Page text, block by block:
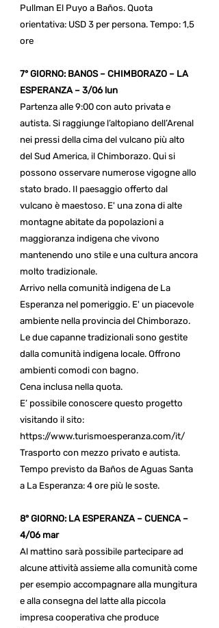
Pullman El Puyo a Baños. Quota
orientativa: USD 3 per persona. Tempo: 1,5
ore
7° GIORNO: BANOS – CHIMBORAZO – LA
ESPERANZA – 3/06 lun
Partenza alle 9:00 con auto privata e
autista. Si raggiunge l’altopiano dell’Arenal
nei pressi della cima del vulcano più alto
del Sud America, il Chimborazo. Qui si
possono osservare numerose vigogne allo
stato brado. Il paesaggio offerto dal
vulcano è maestoso. E' una zona di alte
montagne abitate da popolazioni a
maggioranza indigena che vivono
mantenendo uno stile e una cultura ancora
molto tradizionale.
Arrivo nella comunità indigena de La
Esperanza nel pomeriggio. E' un piacevole
ambiente nella provincia del Chimborazo.
Le due capanne tradizionali sono gestite
dalla comunità indigena locale. Offrono
ambienti comodi con bagno.
Cena inclusa nella quota.
E’ possibile conoscere questo progetto
visitando il sito:
https://www.turismoesperanza.com/it/
Trasporto con mezzo privato e autista.
Tempo previsto da Baños de Aguas Santa
a La Esperanza: 4 ore più le soste.
8° GIORNO: LA ESPERANZA – CUENCA –
4/06 mar
Al mattino sarà possibile partecipare ad
alcune attività assieme alla comunità come
per esempio accompagnare alla mungitura
e alla consegna del latte alla piccola
impresa cooperativa che produce